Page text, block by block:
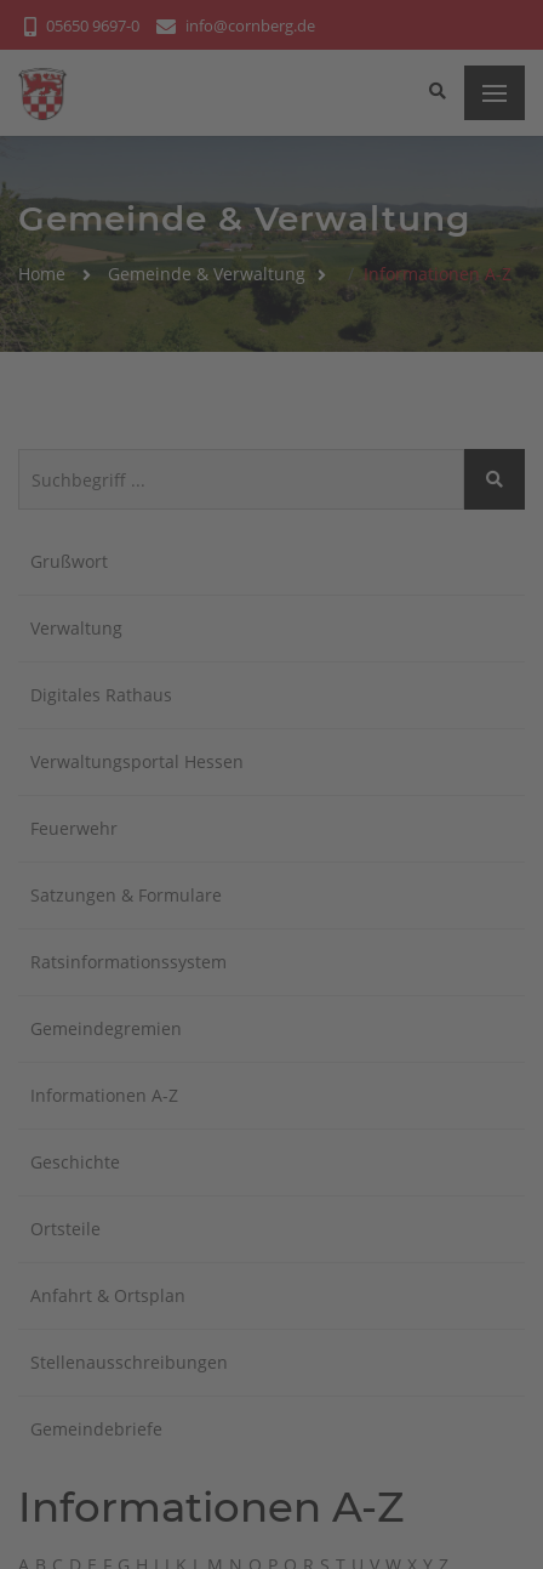
Bitte
beachten
Sie:
Diese
Website
ein
Barrierefreiheitssystem.
05650 9697-0 info@cornberg.de
Gemeinde & Verwaltung
Home Gemeinde & Verwaltung Informationen A-Z
Grußwort
Verwaltung
Digitales Rathaus
Verwaltungsportal Hessen
Feuerwehr
Satzungen & Formulare
Ratsinformationssystem
Gemeindegremien
Informationen A-Z
Geschichte
Ortsteile
Anfahrt & Ortsplan
Stellenausschreibungen
Gemeindebriefe
Informationen A-Z